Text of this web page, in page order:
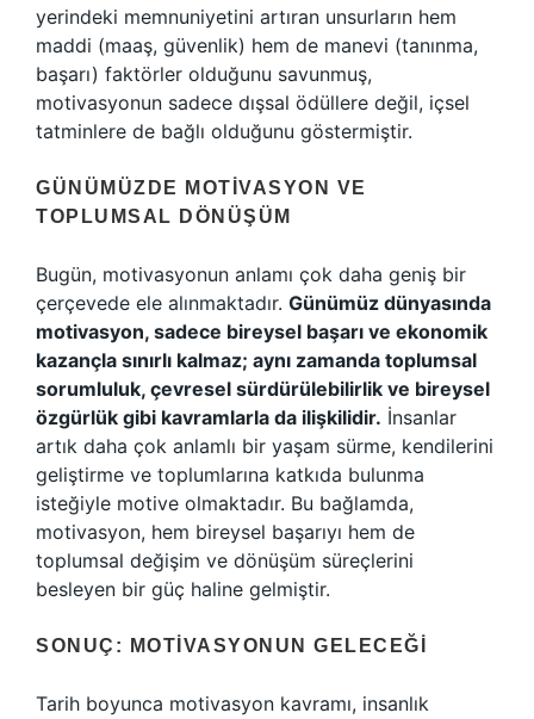
yerindeki memnuniyetini artıran unsurların hem
maddi (maaş, güvenlik) hem de manevi (tanınma,
başarı) faktörler olduğunu savunmuş,
motivasyonun sadece dışsal ödüllere değil, içsel
tatminlere de bağlı olduğunu göstermiştir.
GÜNÜMÜZDE MOTIVASYON VE
TOPLUMSAL DÖNÜŞÜM
Bugün, motivasyonun anlamı çok daha geniş bir
çerçevede ele alınmaktadır. Günümüz dünyasında
motivasyon, sadece bireysel başarı ve ekonomik
kazançla sınırlı kalmaz; aynı zamanda toplumsal
sorumluluk, çevresel sürdürülebilirlik ve bireysel
özgürlük gibi kavramlarla da ilişkilidir. İnsanlar
artık daha çok anlamlı bir yaşam sürme, kendilerini
geliştirme ve toplumlarına katkıda bulunma
isteğiyle motive olmaktadır. Bu bağlamda,
motivasyon, hem bireysel başarıyı hem de
toplumsal değişim ve dönüşüm süreçlerini
besleyen bir güç haline gelmiştir.
SONUÇ: MOTIVASYONUN GELECEĞI
Tarih boyunca motivasyon kavramı, insanlık